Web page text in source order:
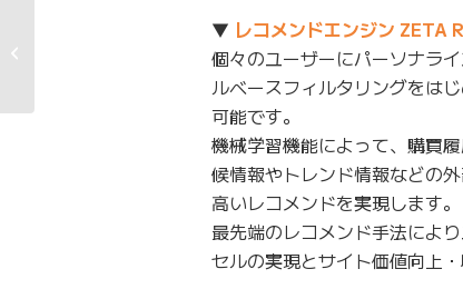
▼ レコメンドエンジン ZETA
個々のユーザーにパーソナラ
ルベースフィルタリングをは
可能です。
機械学習機能によって、購買
候情報やトレンド情報などの
高いレコメンドを実現します。
最先端のレコメンド手法によ
セルの実現とサイト価値向上